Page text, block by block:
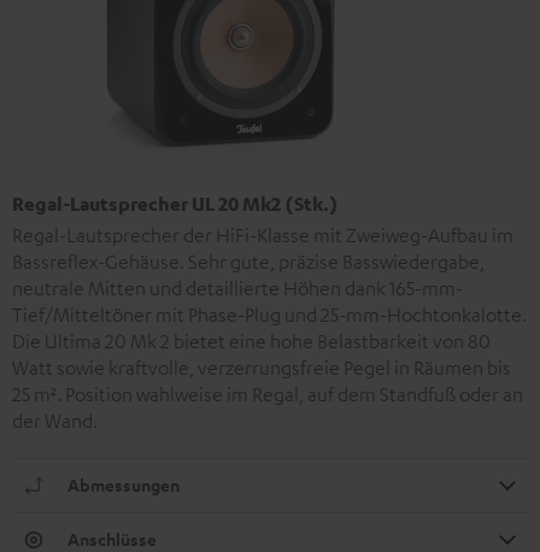
Regal-Lautsprecher UL 20 Mk2 (Stk.)
Regal-Lautsprecher der HiFi-Klasse mit Zweiweg-Aufbau im
Bassreflex-Gehäuse. Sehr gute, präzise Basswiedergabe,
neutrale Mitten und detaillierte Höhen dank 165-mm-
Tief/Mitteltöner mit Phase-Plug und 25-mm-Hochtonkalotte.
Die Ultima 20 Mk 2 bietet eine hohe Belastbarkeit von 80
Watt sowie kraftvolle, verzerrungsfreie Pegel in Räumen bis
25 m². Position wahlweise im Regal, auf dem Standfuß oder an
der Wand.
Abmessungen
Anschlüsse